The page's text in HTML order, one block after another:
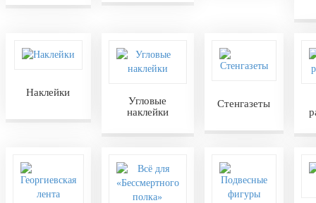
Наклейки
Угловые
наклейки
Стенгазеты